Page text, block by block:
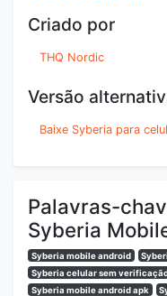
Criado por
THQ Nordic
Versão
Baixe Syberia para
Palavras-
Syberia
Syberia mobile android
Syberia celular sem
Syberia mobile android apk